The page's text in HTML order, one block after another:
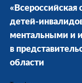
«Всероссийская
детей-
ментальными и
в
области